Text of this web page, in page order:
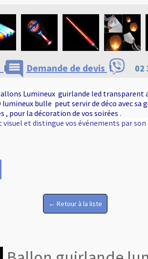
I Demande de devis I 02
comment
Lumineux guirlande led transparent
bulle peut servir de déco avec sa
, pour la décoration de vos soirées .
et distingue vos événements par
← Retour à la liste